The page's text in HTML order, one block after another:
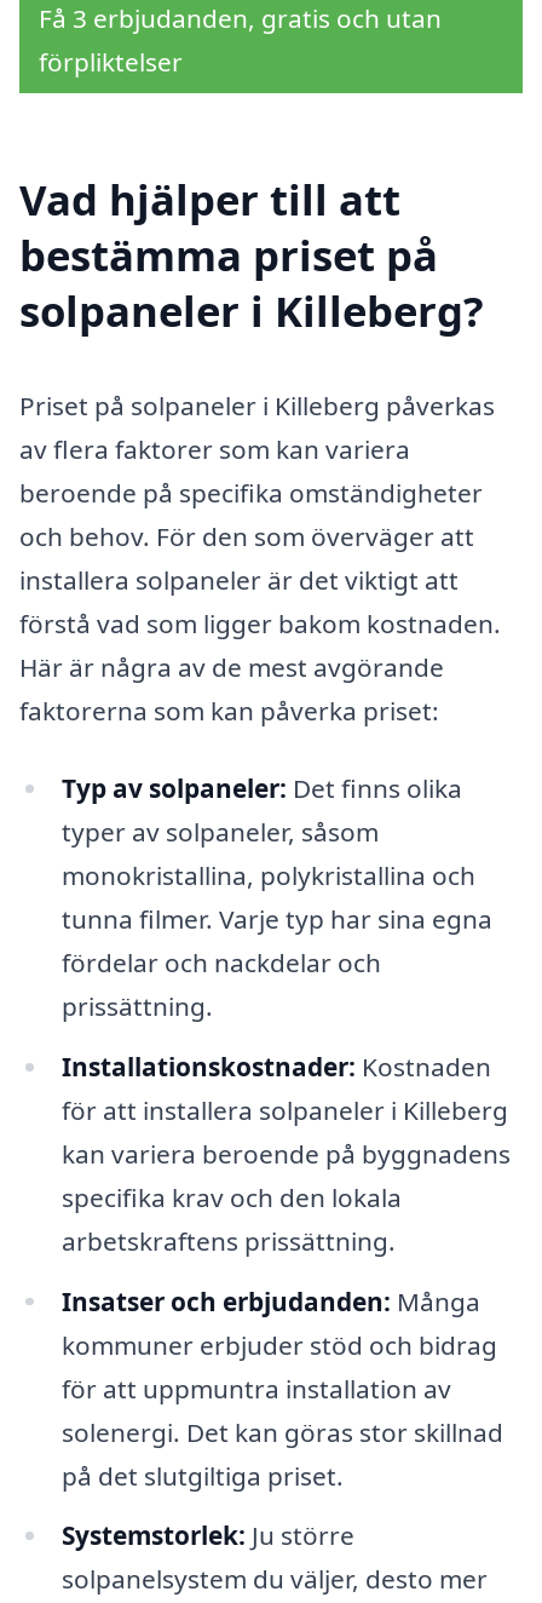
Få 3 erbjudanden, gratis och utan
förpliktelser
Vad hjälper till att
bestämma priset på
solpaneler i Killeberg?
Priset på solpaneler i Killeberg påverkas
av flera faktorer som kan variera
beroende på specifika omständigheter
och behov. För den som överväger att
installera solpaneler är det viktigt att
förstå vad som ligger bakom kostnaden.
Här är några av de mest avgörande
faktorerna som kan påverka priset:
Typ av solpaneler: Det finns olika
typer av solpaneler, såsom
monokristallina, polykristallina och
tunna filmer. Varje typ har sina egna
fördelar och nackdelar och
prissättning.
Installationskostnader: Kostnaden
för att installera solpaneler i Killeberg
kan variera beroende på byggnadens
specifika krav och den lokala
arbetskraftens prissättning.
Insatser och erbjudanden: Många
kommuner erbjuder stöd och bidrag
för att uppmuntra installation av
solenergi. Det kan göras stor skillnad
på det slutgiltiga priset.
Systemstorlek: Ju större
solpanelsystem du väljer, desto mer